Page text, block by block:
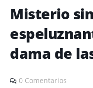
Misterio
dama de
0 Comentarios